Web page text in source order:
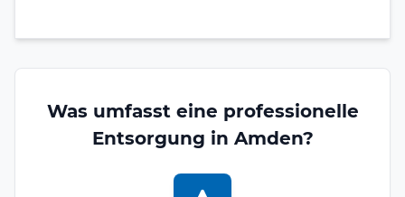
Was umfasst eine professionelle
Entsorgung in Amden?